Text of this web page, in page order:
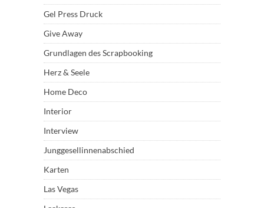
Gel Press Druck
Give Away
Grundlagen des Scrapbooking
Herz & Seele
Home Deco
Interior
Interview
Junggesellinnenabschied
Karten
Las Vegas